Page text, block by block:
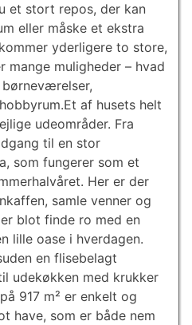
et stort repos, der kan
eller måske et ekstra
yderligere to store,
mange muligheder – hvad
af husets helt
udeområder. Fra
til en stor
som fungerer som et
Her er der
samle venner og
blot finde ro med en
lille oase i hverdagen.
en flisebelagt
udekøkken med krukker
917 m² er enkelt og
have, som er både nem